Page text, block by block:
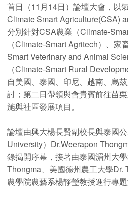
首日（11月14日）論壇大會，以
Climate Smart Agriculture(CSA)
分別針對CSA農業（Climate-
（Climate-Smart Agritech）、家
Smart Veterinary and Animal
（Climate-Smart Rural
自美國、泰國、印尼、越南、烏
討；第二日帶領與會貴賓前往苗
施與社區發展項目。
論壇由興大楊長賢副校長與泰國
University）Dr.Weerapon
錄揭開序幕，接著由泰國湄州大
Thongma、美國德州農工大學Dr.
農學院農藝系楊靜瑩教授進行專題